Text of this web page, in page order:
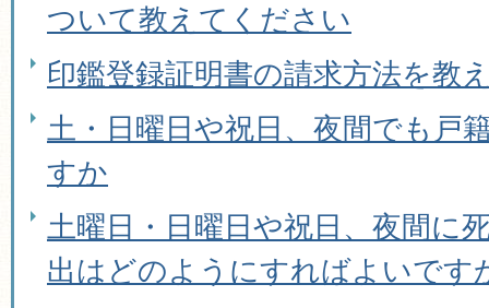
ついて教えてください
印鑑登録証明書の請求方法を教
土・日曜日や祝日、夜間でも戸
すか
土曜日・日曜日や祝日、夜間に
出はどのようにすればよいです